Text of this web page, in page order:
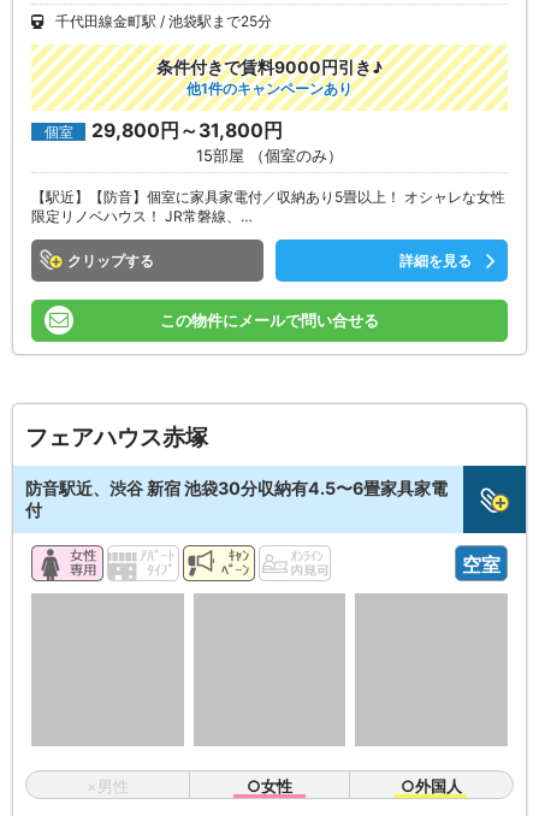
千代田線金町駅
池袋駅まで25分
条件付きで賃料9000円引き♪
他1件のキャンペーンあり
個室 29,800円～31,800円
15部屋 （個室のみ）
【駅近】【防音】個室に家具家電付／収納あり5畳以上！ オシャレな女性
限定リノベハウス！ JR常磐線、…
クリップ 詳細を見る
この物件にメールで問い合せる
フェアハウス赤塚
防音駅近、渋谷 新宿 池袋30分収納有4.5〜6畳家具家電
付
空室
×男性 ○女性 ○外国人